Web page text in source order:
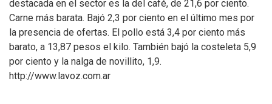
destacada en el sector es la del café, de 21,6 por ciento.
Carne más barata. Bajó 2,3 por ciento en el último mes por
la presencia de ofertas. El pollo ­está 3,4 por ciento más
barato, a 13,87 pesos el kilo. También bajó la costeleta 5,9
por ciento y la nalga de novillito, 1,9.
http://www.lavoz.com.ar